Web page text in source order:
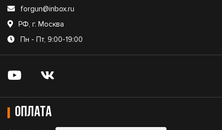
forgun@inbox.ru
РФ, г. Москва
Пн - Пт, 9:00-19:00
Оплата